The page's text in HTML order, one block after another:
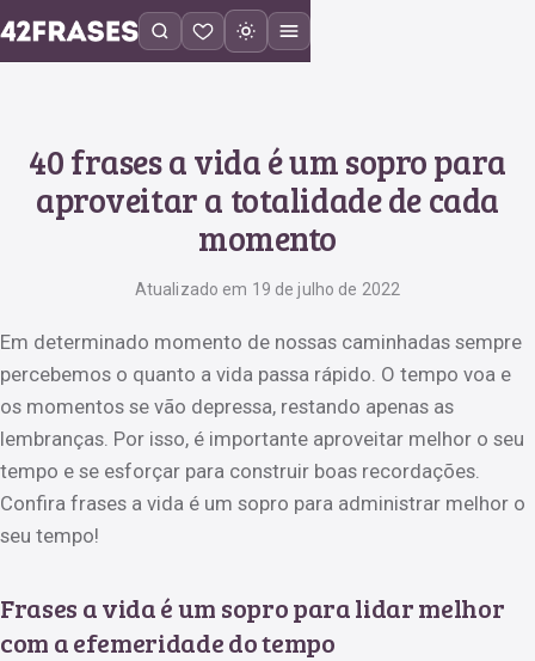
40 frases a vida é um sopro para
aproveitar a totalidade de cada
momento
Atualizado em 19 de julho de 2022
Em determinado momento de nossas caminhadas sempre
percebemos o quanto a vida passa rápido. O tempo voa e
os momentos se vão depressa, restando apenas as
lembranças. Por isso, é importante aproveitar melhor o seu
tempo e se esforçar para construir boas recordações.
Confira frases a vida é um sopro para administrar melhor o
seu tempo!
Frases a vida é um sopro para lidar melhor
com a efemeridade do tempo